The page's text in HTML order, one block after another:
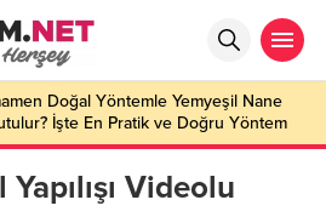
Doğal Yöntemle Yemyeşil Nane
İşte En Pratik ve Doğru Yöntem
Videolu